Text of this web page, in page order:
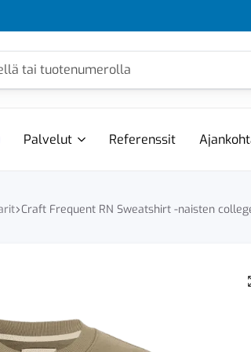
Palvelut Referenssit
Craft Frequent RN Sweatshirt -naisten